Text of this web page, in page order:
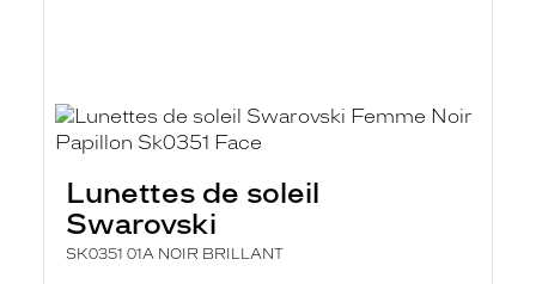
Lunettes de soleil
Swarovski
SK0351 01A NOIR BRILLANT